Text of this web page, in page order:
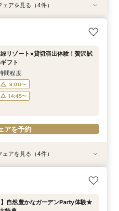
希望の方】都心で叶う海外ウエ
試食
9:00〜
14:45〜
アを予約
◎「即決なし」アップ額が少ない
付
9:00〜
14:45〜
アを予約
特典付】シェフ渾身和牛コース
体験
9:00〜
14:45〜
アを予約
トとの結婚式≫ペットも安心まる
9:00〜
14:45〜
アを予約
アを見る（4件）
リゾート×貸切演出体験！贅沢試
フト
間程度
9:00〜
14:45〜
アを予約
希望の方】都心で叶う海外ウエ
試食
9:00〜
◎「即決なし」アップ額が少ない
付
9:00〜
特典付】シェフ渾身和牛コース
体験
9:00〜
トとの結婚式≫ペットも安心まる
9:00〜
アを見る（4件）
】自然豊かなガーデンParty体験★